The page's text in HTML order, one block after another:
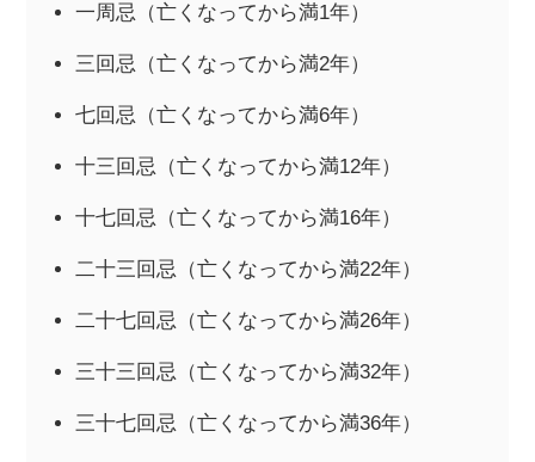
一周忌（亡くなってから満1年）
三回忌（亡くなってから満2年）
七回忌（亡くなってから満6年）
十三回忌（亡くなってから満12年）
十七回忌（亡くなってから満16年）
二十三回忌（亡くなってから満22年）
二十七回忌（亡くなってから満26年）
三十三回忌（亡くなってから満32年）
三十七回忌（亡くなってから満36年）